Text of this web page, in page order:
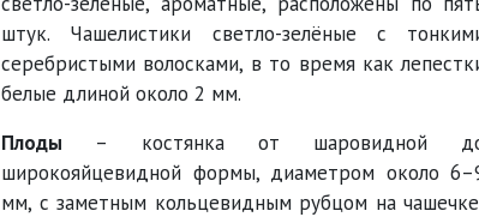
штук. Чашелистики светло-зелёные с
серебристыми волосками, в то время как
белые длиной около 2 мм.
Плоды – костянка от шаровидной
широкояйцевидной формы, диаметром около
мм, с заметным кольцевидным рубцом на